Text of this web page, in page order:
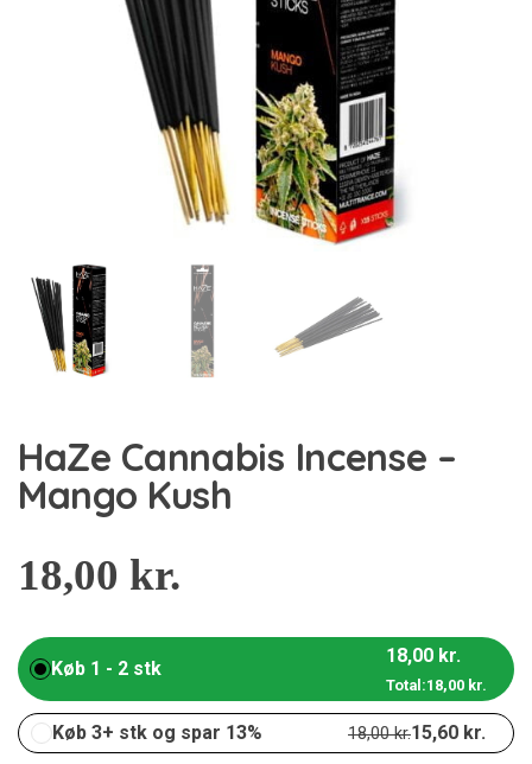
HaZe Cannabis Incense –
Mango Kush
18,00 kr.
Køb 1 - 2 stk
18,00 kr.
Total:18,00 kr.
Køb 3+ stk og spar 13% 18,00kr.15,60 kr.